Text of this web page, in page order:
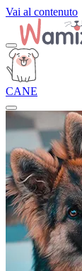
Vai al contenuto
CANE